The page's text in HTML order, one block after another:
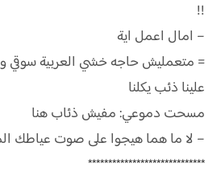
!!
– امال اعمل اية
= متعمليش حاجه خشي العربية سوقي
علينا ذئب يكلنا
مسحت دموعي: مفيش ذئاب هنا
– لا ما هما هيجوا على صوت عياطك
*****************************